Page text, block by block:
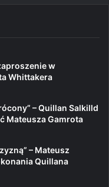
w
Whittakera
– Quillan Salkilld
Mateusza Gamrota
– Mateusz
Quillana